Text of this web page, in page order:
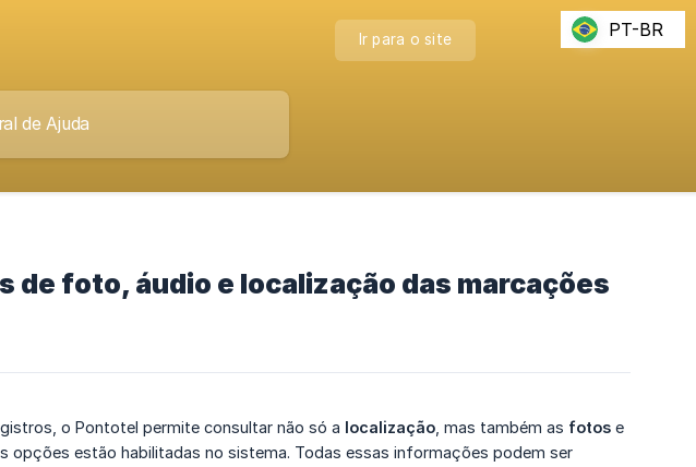
Ir para o site
de foto, áudio e localização das marcações
o Pontotel permite consultar não só a localização , mas também as fotos e
opções estão habilitadas no sistema. Todas essas informações podem ser
PT-BR